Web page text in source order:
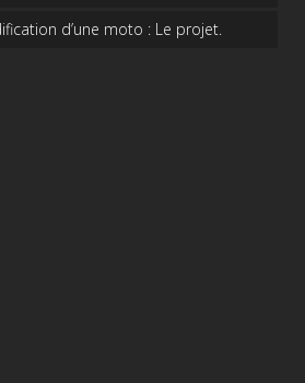
d’une moto : Le projet.